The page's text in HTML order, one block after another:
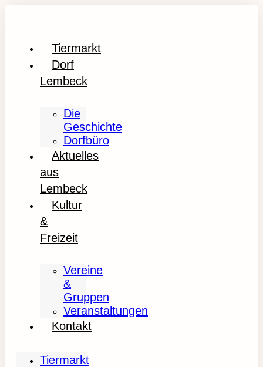
Tiermarkt
Dorf
Lembeck
Die
Geschichte
Dorfbüro
Aktuelles
aus
Lembeck
Kultur
&
Freizeit
Vereine
&
Gruppen
Veranstaltungen
Kontakt
Tiermarkt